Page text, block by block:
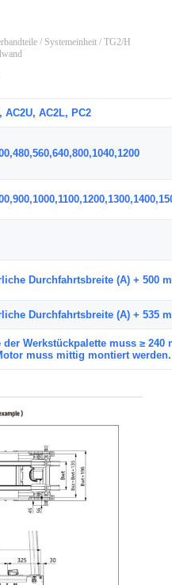
/ Systemeinheit/ TG2/H
AC2U, AC2L, PC2
Durchfahrtsbreite (A) + 500
Durchfahrtsbreite (A) + 535
der Werkstückpalette muss ≥ 240
muss mittig montiert werden.